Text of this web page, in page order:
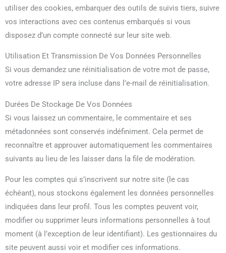
utiliser des cookies, embarquer des outils de suivis tiers, suivre
vos interactions avec ces contenus embarqués si vous
disposez d’un compte connecté sur leur site web.
Utilisation Et Transmission De Vos Données Personnelles
Si vous demandez une réinitialisation de votre mot de passe,
votre adresse IP sera incluse dans l’e-mail de réinitialisation.
Durées De Stockage De Vos Données
Si vous laissez un commentaire, le commentaire et ses
métadonnées sont conservés indéfiniment. Cela permet de
reconnaître et approuver automatiquement les commentaires
suivants au lieu de les laisser dans la file de modération.
Pour les comptes qui s’inscrivent sur notre site (le cas
échéant), nous stockons également les données personnelles
indiquées dans leur profil. Tous les comptes peuvent voir,
modifier ou supprimer leurs informations personnelles à tout
moment (à l’exception de leur identifiant). Les gestionnaires du
site peuvent aussi voir et modifier ces informations.